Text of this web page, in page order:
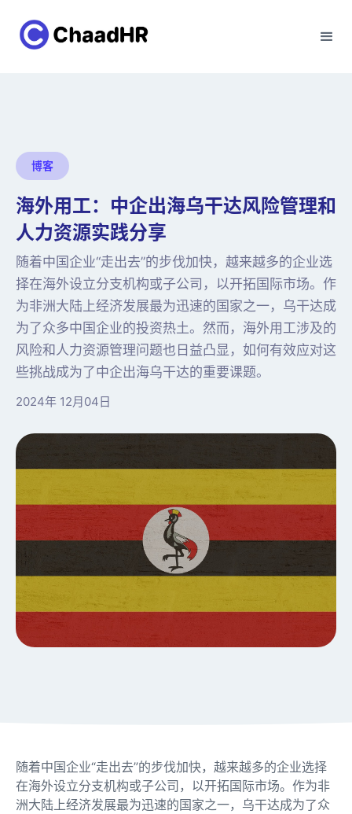
博客
海外用工：中企出海乌干达风险管理和
人力资源实践分享
随着中国企业“走出去”的步伐加快，越来越多的企业选
择在海外设立分支机构或子公司，以开拓国际市场。作
为非洲大陆上经济发展最为迅速的国家之一，乌干达成
为了众多中国企业的投资热土。然而，海外用工涉及的
风险和人力资源管理问题也日益凸显，如何有效应对这
些挑战成为了中企出海乌干达的重要课题。
2024年 12月04日
随着中国企业“走出去”的步伐加快，越来越多的企业选择
在海外设立分支机构或子公司，以开拓国际市场。作为非
洲大陆上经济发展最为迅速的国家之一，乌干达成为了众